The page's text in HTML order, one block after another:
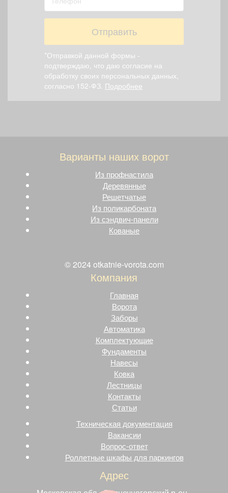
Отправить
*Отправкой данной формы -
подтверждаю, что даю согласие на
обработку своих персональных данных,
согласно 152-ФЗ. Подробнее
Варианты наших ворот
Из профнастила
Деревянные
Решетчатые
Из поликарбоната
Из сэндвич-панели
Кованые
© 2024 otkatnie-vorota.com
Компания
Главная
Ворота
Заборы
Автоматика
Комплектующие
Фундаменты
Навесы
Ковка
Лестницы
Контакты
Статьи
Техническая документация
Вакансии
Вопрос-ответ
Роллетные шкафы для паркингов
Адрес